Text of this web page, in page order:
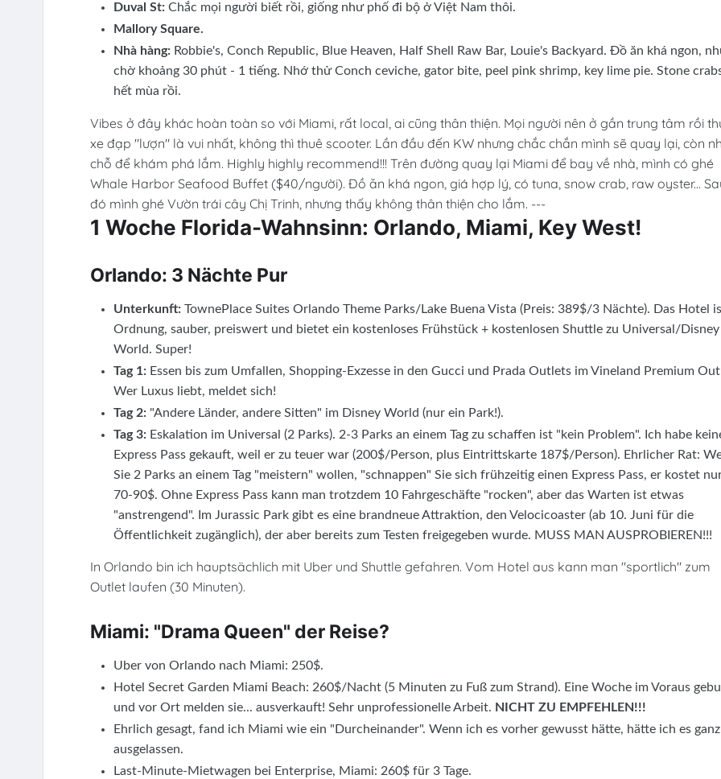
Duval St: Chắc mọi người biết rồi, giống như phố đi bộ ở Việt Nam thôi.
Mallory Square.
Nhà hàng: Robbie's, Conch Republic, Blue Heaven, Half Shell Raw Bar, Louie's Backyard. Đồ ăn khá ngon,
chờ khoảng 30 phút - 1 tiếng. Nhớ thử Conch ceviche, gator bite, peel pink shrimp, key lime pie. Stone
hết mùa rồi.
Vibes ở đây khác hoàn toàn so với Miami, rất local, ai cũng thân thiện. Mọi người nên ở gần trung tâm rồi
xe đạp "lượn" là vui nhất, không thì thuê scooter. Lần đầu đến KW nhưng chắc chắn mình sẽ quay lại, còn
chỗ để khám phá lắm. Highly highly recommend!!! Trên đường quay lại Miami để bay về nhà, mình có ghé
Whale Harbor Seafood Buffet ($40/người). Đồ ăn khá ngon, giá hợp lý, có tuna, snow crab, raw oyster...
đó mình ghé Vườn trái cây Chị Trinh, nhưng thấy không thân thiện cho lắm. ---
1 Woche Florida-Wahnsinn: Orlando, Miami, Key West!
Orlando: 3 Nächte Pur
Unterkunft: TownePlace Suites Orlando Theme Parks/Lake Buena Vista (Preis: 389$/3 Nächte). Das Hotel
Ordnung, sauber, preiswert und bietet ein kostenloses Frühstück + kostenlosen Shuttle zu Universal/Disney
World. Super!
Tag 1: Essen bis zum Umfallen, Shopping-Exzesse in den Gucci und Prada Outlets im Vineland Premium
Wer Luxus liebt, meldet sich!
Tag 2: "Andere Länder, andere Sitten" im Disney World (nur ein Park!).
Tag 3: Eskalation im Universal (2 Parks). 2-3 Parks an einem Tag zu schaffen ist "kein Problem". Ich habe
Express Pass gekauft, weil er zu teuer war (200$/Person, plus Eintrittskarte 187$/Person). Ehrlicher Rat:
Sie 2 Parks an einem Tag "meistern" wollen, "schnappen" Sie sich frühzeitig einen Express Pass, er kostet
70-90$. Ohne Express Pass kann man trotzdem 10 Fahrgeschäfte "rocken", aber das Warten ist etwas
"anstrengend". Im Jurassic Park gibt es eine brandneue Attraktion, den Velocicoaster (ab 10. Juni für die
Öffentlichkeit zugänglich), der aber bereits zum Testen freigegeben wurde. MUSS MAN AUSPROBIEREN!!!
In Orlando bin ich hauptsächlich mit Uber und Shuttle gefahren. Vom Hotel aus kann man "sportlich" zum
Outlet laufen (30 Minuten).
Miami: "Drama Queen" der Reise?
Uber von Orlando nach Miami: 250$.
Hotel Secret Garden Miami Beach: 260$/Nacht (5 Minuten zu Fuß zum Strand). Eine Woche im Voraus
und vor Ort melden sie... ausverkauft! Sehr unprofessionelle Arbeit. NICHT ZU EMPFEHLEN!!!
Ehrlich gesagt, fand ich Miami wie ein "Durcheinander". Wenn ich es vorher gewusst hätte, hätte ich es ganz
ausgelassen.
Last-Minute-Mietwagen bei Enterprise, Miami: 260$ für 3 Tage.